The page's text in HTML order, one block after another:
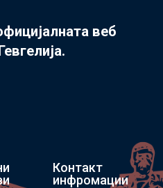
веб
Контакт
инфромации